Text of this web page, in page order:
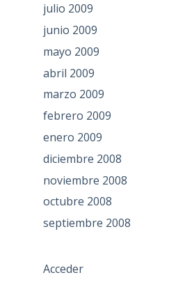
julio 2009
junio 2009
mayo 2009
abril 2009
marzo 2009
febrero 2009
enero 2009
diciembre 2008
noviembre 2008
octubre 2008
septiembre 2008
Acceder